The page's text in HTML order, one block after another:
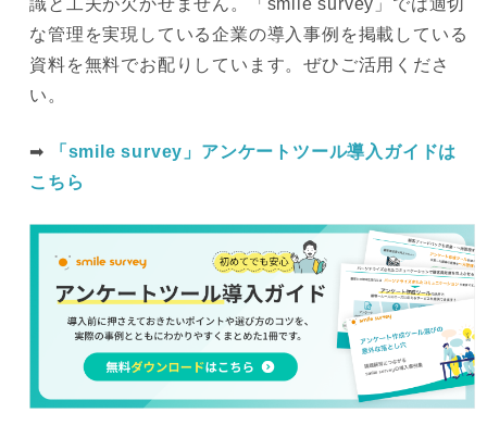
な管理を実現している企業の導入事例を掲載している
資料を無料でお配りしています。ぜひご活用くださ
い。
➡
「smile survey」アンケートツール導入ガイドは
こちら